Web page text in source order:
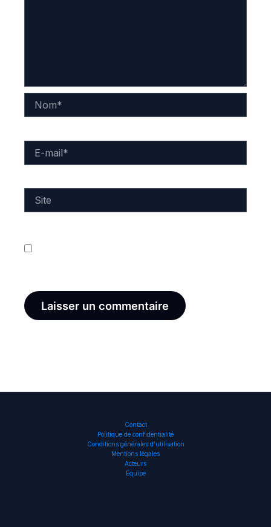
mail*
Contact
Politique de confidentialité
Conditions générales d’utilisation
Mentions légales
Acteurs
Équipe